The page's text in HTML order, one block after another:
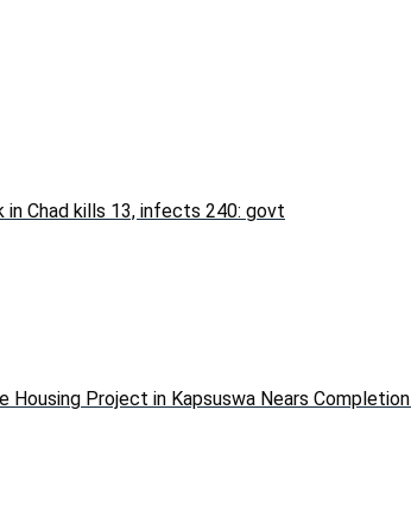
in Chad kills 13, infects 240: govt
Housing Project in Kapsuswa Nears Completion